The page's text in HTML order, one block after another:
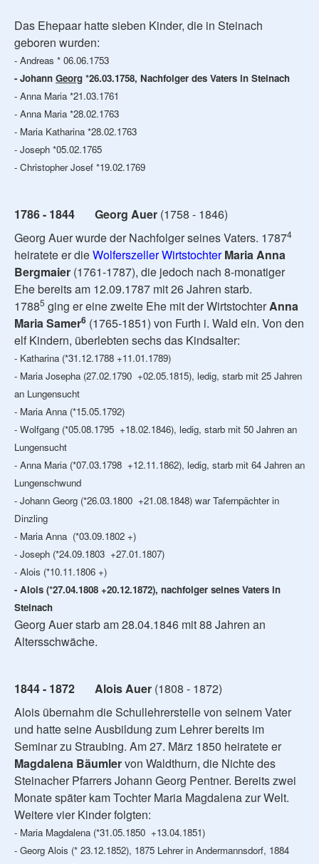
Das Ehepaar hatte sieben Kinder, die in Steinach
geboren wurden:
- Andreas * 06.06.1753
- Johann Georg *26.03.1758, Nachfolger des Vaters in Steinach
- Anna Maria *21.03.1761
- Anna Maria *28.02.1763
- Maria Katharina *28.02.1763
- Joseph *05.02.1765
- Christopher Josef *19.02.1769
1786 - 1844 Georg Auer (1758 - 1846)
Georg Auer wurde der Nachfolger seines Vaters. 17874
heiratete er dieWolferszeller Wirtstochter Maria Anna
Bergmaier (1761-1787), die jedoch nach 8-monatiger
Ehe bereits am 12.09.1787 mit 26 Jahren starb.
17885 ging er eine zweite Ehe mit der WirtstochterAnna
Maria Samer6 (1765-1851) von Furth i. Wald ein. Von den
elf Kindern, überlebten sechs das Kindsalter:
- Katharina (*31.12.1788 +11.01.1789)
- Maria Josepha (27.02.1790 +02.05.1815), ledig, starb mit 25 Jahren
an Lungensucht
- Maria Anna (*15.05.1792)
- Wolfgang (*05.08.1795 +18.02.1846), ledig, starb mit 50 Jahren an
Lungensucht
- Anna Maria (*07.03.1798 +12.11.1862), ledig, starb mit 64 Jahren an
Lungenschwund
- Johann Georg (*26.03.1800 +21.08.1848) war Tafernpächter in
Dinzling
- Maria Anna (*03.09.1802 +)
- Joseph (*24.09.1803 +27.01.1807)
- Alois (*10.11.1806 +)
- Alois (*27.04.1808 +20.12.1872), nachfolger seines Vaters in
Steinach
Georg Auer starb am 28.04.1846 mit 88 Jahren an
Altersschwäche.
1844 - 1872 Alois Auer (1808 - 1872)
Alois übernahm die Schullehrerstelle von seinem Vater
und hatte seine Ausbildung zum Lehrer bereits im
Seminar zu Straubing. Am 27. März 1850 heiratete er
Magdalena Bäumlervon Waldthurn, die Nichte des
Steinacher Pfarrers Johann Georg Pentner. Bereits zwei
Monate später kam Tochter Maria Magdalena zur Welt.
Weitere vier Kinder folgten:
- Maria Magdalena (*31.05.1850 +13.04.1851)
- Georg Alois (* 23.12.1852), 1875 Lehrer in Andermannsdorf, 1884